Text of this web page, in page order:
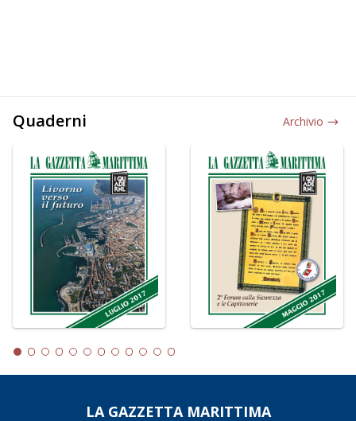
Quaderni Archivio
LA GAZZETTA MARITTIMA